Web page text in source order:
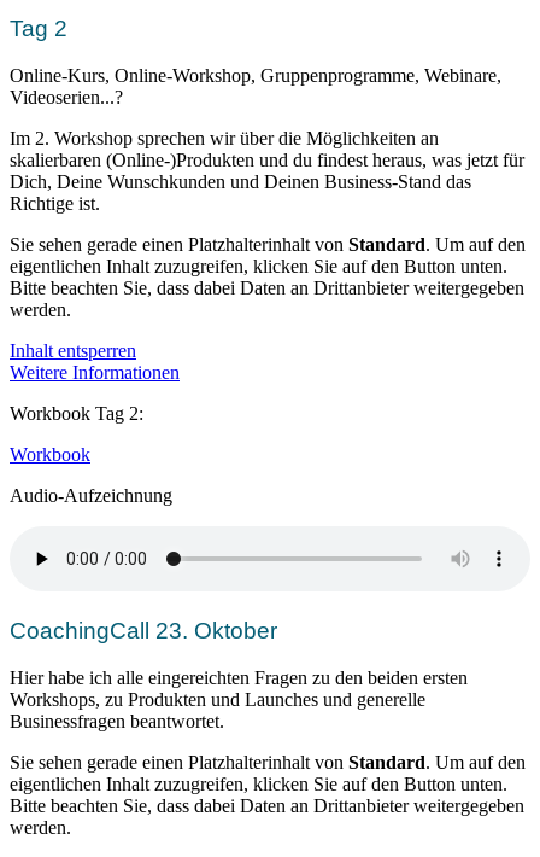
Tag 2
Online-Kurs, Online-Workshop, Gruppenprogramme, Webinare,
Videoserien...?
Im 2. Workshop sprechen wir über die Möglichkeiten an
skalierbaren (Online-)Produkten und du findest heraus, was jetzt für
Dich, Deine Wunschkunden und Deinen Business-Stand das
Richtige ist.
Sie sehen gerade einen Platzhalterinhalt von Standard. Um auf den
eigentlichen Inhalt zuzugreifen, klicken Sie auf den Button unten.
Bitte beachten Sie, dass dabei Daten an Drittanbieter weitergegeben
werden.
Inhalt entsperren
Weitere Informationen
Workbook Tag 2:
Workbook
Audio-Aufzeichnung
CoachingCall 23. Oktober
Hier habe ich alle eingereichten Fragen zu den beiden ersten
Workshops, zu Produkten und Launches und generelle
Businessfragen beantwortet.
Sie sehen gerade einen Platzhalterinhalt von Standard. Um auf den
eigentlichen Inhalt zuzugreifen, klicken Sie auf den Button unten.
Bitte beachten Sie, dass dabei Daten an Drittanbieter weitergegeben
werden.